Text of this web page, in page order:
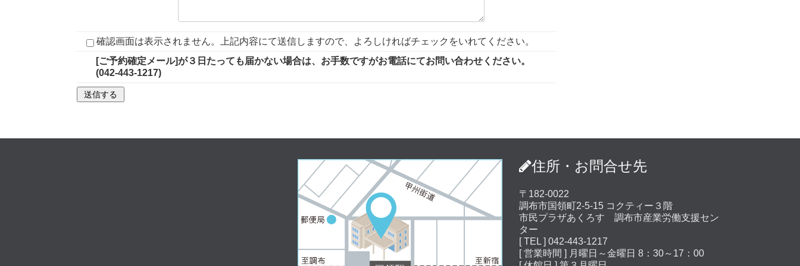
確認画面は表示されません。上記内容にて送信しますので、よろしければチェックをいれてください。
[ご予約確定メール]が３日たっても届かない場合は、お手数ですがお電話にてお問い合わせください。
(042-443-1217)
住所・お問合せ先
〒182-0022
調布市国領町2-5-15 コクティー３階
市民プラザあくろす 調布市産業労働支援セン
ター
[ TEL ] 042-443-1217
[ 営業時間 ] 月曜日～金曜日 8：30～17：00